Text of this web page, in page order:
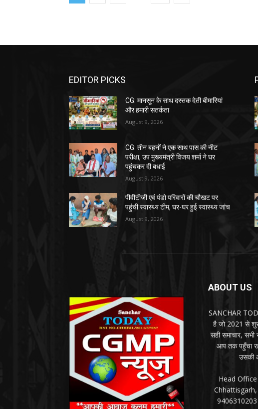
EDITOR PICKS
CG: मानसून के साथ दस्तक देती बीमारियां
और हमारी सतर्कता
August 9, 2026
CG: तीन बहनों ने एक साथ पास की नीट
परीक्षा, उप मुख्यमंत्री विजय शर्मा ने घर
पहुंचकर दी बधाई
August 9, 2026
पीवीटीजी एवं पंडो परिवारों की चौखट पर
पहुंची स्वास्थ्य टीम, घर-घर हुई स्वास्थ्य जांच
August 9, 2026
ABOUT US
SANCHAR
है जो 2021 से शुरू
सही समाचार, सभी
आप तक पहुँचा
उसकी
Head